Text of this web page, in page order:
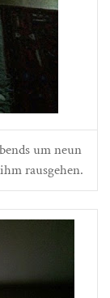
um neun
rausgehen.